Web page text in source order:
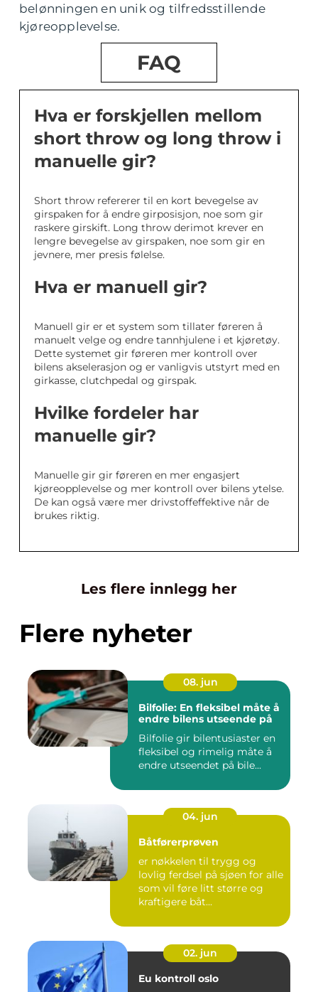
belønningen en unik og tilfredsstillende
kjøreopplevelse.
FAQ
Hva er forskjellen mellom
short throw og long throw i
manuelle gir?
Short throw refererer til en kort bevegelse av
girspaken for å endre girposisjon, noe som gir
raskere girskift. Long throw derimot krever en
lengre bevegelse av girspaken, noe som gir en
jevnere, mer presis følelse.
Hva er manuell gir?
Manuell gir er et system som tillater føreren å
manuelt velge og endre tannhjulene i et kjøretøy.
Dette systemet gir føreren mer kontroll over
bilens akselerasjon og er vanligvis utstyrt med en
girkasse, clutchpedal og girspak.
Hvilke fordeler har
manuelle gir?
Manuelle gir gir føreren en mer engasjert
kjøreopplevelse og mer kontroll over bilens ytelse.
De kan også være mer drivstoffeffektive når de
brukes riktig.
Les flere innlegg her
Flere nyheter
08. jun
Bilfolie: En fleksibel måte å
endre bilens utseende på
Bilfolie gir bilentusiaster en
fleksibel og rimelig måte å
endre utseendet på bile...
04. jun
Båtførerprøven
er nøkkelen til trygg og
lovlig ferdsel på sjøen for alle
som vil føre litt større og
kraftigere båt...
02. jun
Eu kontroll oslo